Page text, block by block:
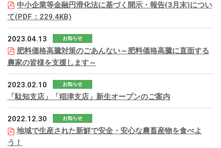
中小企業等金融円滑化法に基づく開示・報告(3月末)につい
て(PDF：229.4KB)
2023.04.13 お知らせ
肥料価格高騰対策のごあんない～肥料価格高騰に直面する
農家の皆様を支援します～
2023.02.10 お知らせ
「駄知支店」「稲津支店」新生オープンのご案内
2022.12.30 お知らせ
地域で生産された新鮮で安全・安心な農畜産物を食べよ
う！